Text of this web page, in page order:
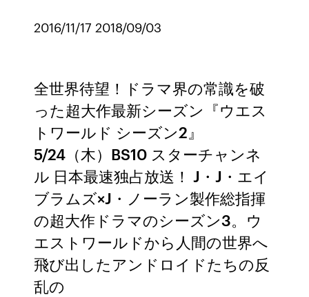
2016/11/17 2018/09/03
全世界待望！ドラマ界の常識を破
った超大作最新シーズン『ウエス
トワールド シーズン2』
5/24（木）BS10 スターチャンネ
ル 日本最速独占放送！ J・J・エイ
ブラムズ×J・ノーラン製作総指揮
の超大作ドラマのシーズン3。ウ
エストワールドから人間の世界へ
飛び出したアンドロイドたちの反
乱の